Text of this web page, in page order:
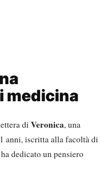
medicina
di Veronica, una
anni, iscritta alla facoltà di
dedicato un pensiero